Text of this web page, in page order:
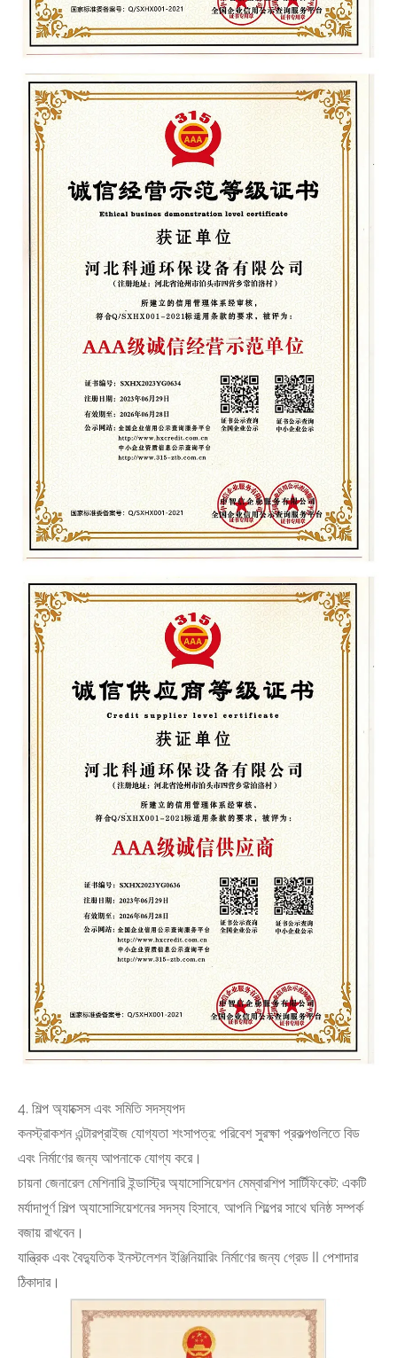
4. শিল্প অ্যাক্সেস এবং সমিতি সদস্যপদ
কনস্ট্রাকশন এন্টারপ্রাইজ যোগ্যতা শংসাপত্র: পরিবেশ সুরক্ষা প্রকল্পগুলিতে বিড
এবং নির্মাণের জন্য আপনাকে যোগ্য করে।
চায়না জেনারেল মেশিনারি ইন্ডাস্ট্রি অ্যাসোসিয়েশন মেম্বারশিপ সার্টিফিকেট: একটি
মর্যাদাপূর্ণ শিল্প অ্যাসোসিয়েশনের সদস্য হিসাবে, আপনি শিল্পের সাথে ঘনিষ্ঠ সম্পর্ক
বজায় রাখবেন।
যান্ত্রিক এবং বৈদ্যুতিক ইনস্টলেশন ইঞ্জিনিয়ারিং নির্মাণের জন্য গ্রেড II পেশাদার
ঠিকাদার।